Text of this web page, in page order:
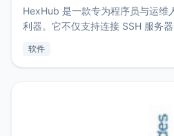
HexHub 是一款专为程序员与运维
利器。它不仅支持连接 SSH 服务
件间频繁切换，仅凭 HexHub 即可
软件